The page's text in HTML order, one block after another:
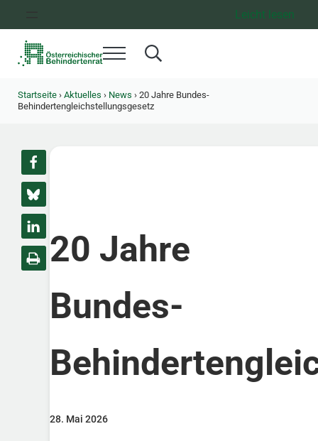
Leicht lesen
Menü Search...
Startseite › Aktuelles › News ›20 Jahre Bundes-
Behindertengleichstellungsgesetz
20 Jahre
Bundes-
28. Mai 2026